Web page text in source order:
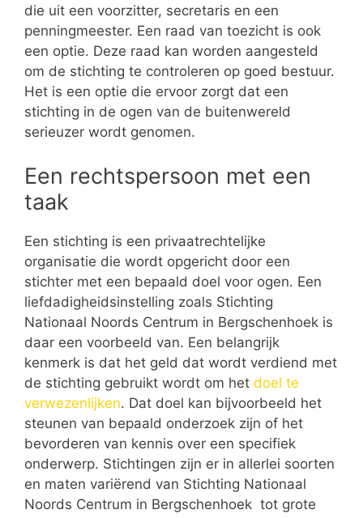
die uit een voorzitter, secretaris en een
penningmeester. Een raad van toezicht is ook
een optie. Deze raad kan worden aangesteld
om de stichting te controleren op goed bestuur.
Het is een optie die ervoor zorgt dat een
stichting in de ogen van de buitenwereld
serieuzer wordt genomen.
Een rechtspersoon met een
taak
Een stichting is een privaatrechtelijke
organisatie die wordt opgericht door een
stichter met een bepaald doel voor ogen. Een
liefdadigheidsinstelling zoals Stichting
Nationaal Noords Centrum in Bergschenhoek is
daar een voorbeeld van. Een belangrijk
kenmerk is dat het geld dat wordt verdiend met
de stichting gebruikt wordt om het doel te
verwezenlijken. Dat doel kan bijvoorbeeld het
steunen van bepaald onderzoek zijn of het
bevorderen van kennis over een specifiek
onderwerp. Stichtingen zijn er in allerlei soorten
en maten variërend van Stichting Nationaal
Noords Centrum in Bergschenhoek tot grote